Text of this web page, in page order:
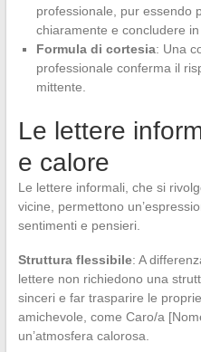
professionale, pur essendo
chiaramente e concludere in
Formula di cortesia: Una
professionale conferma il
mittente.
Le lettere
e calore
Le lettere informali, che si
vicine, permettono
sentimenti e pensieri.
Struttura flessibile: A
lettere non richiedono una
sinceri e far trasparire le
amichevole, come Caro/a
un’atmosfera calorosa.